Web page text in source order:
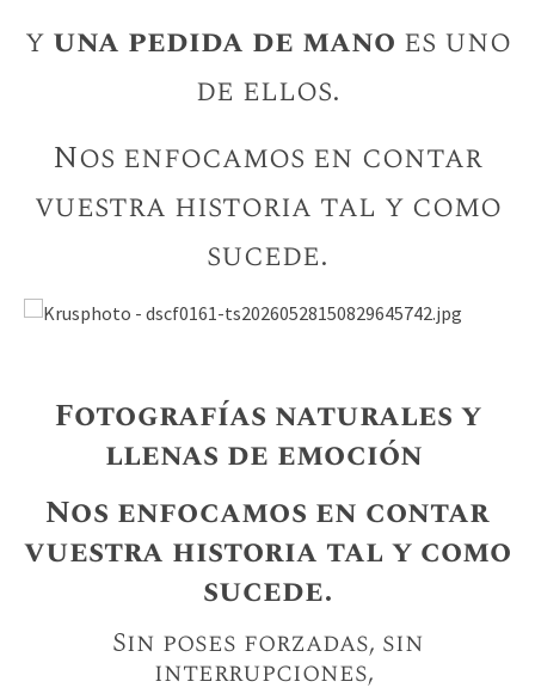
y una pedida de mano es uno
de ellos.
Nos enfocamos en contar
vuestra historia tal y como
sucede.
Fotografías naturales y
llenas de emoción
Nos enfocamos en contar
vuestra historia tal y como
sucede.
Sin poses forzadas, sin
interrupciones,